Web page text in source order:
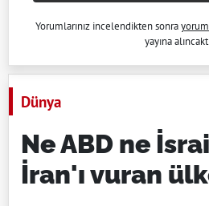
Yorumlarınız incelendikten sonra
yayına
Dünya
Ne ABD ne
İran'ı vuran